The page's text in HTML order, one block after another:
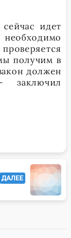
идет
получим в
должен
заключил
ДАЛЕЕ